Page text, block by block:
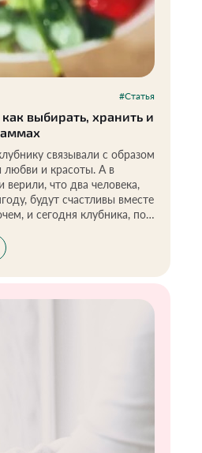
#Статья
выбирать, хранить и
связывали с образом
и красоты. А в
что два человека,
будут счастливы вместе
и сегодня клубника, по
то романтичным. Помимо
эта ягода — кладезь
конечно, правильно её